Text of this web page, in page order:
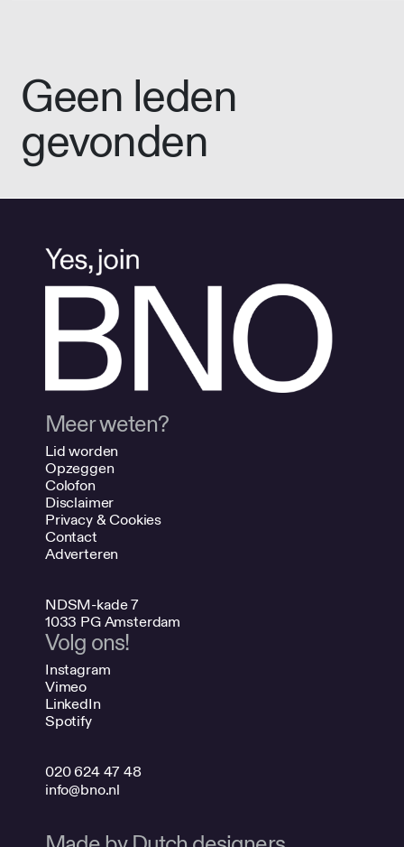
Geen leden
gevonden
Meer weten?
Lid worden
Opzeggen
Colofon
Disclaimer
Privacy & Cookies
Contact
Adverteren
NDSM-kade 7
1033 PG Amsterdam
Volg ons!
Instagram
Vimeo
LinkedIn
Spotify
020 624 47 48
info@bno.nl